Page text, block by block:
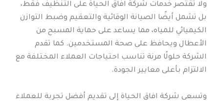
ولا تقتصر خدمات شركة افاق الحياة على التنظيف فقط،
بل تشمل أيضًا الصيانة الوقائية والتعقيم وضبط التوازن
الكيميائي للمياه، مما يساعد على حماية المسبح من
الأعطال ويحافظ على صحة المستخدمين. كما تقدم
الشركة حلولًا مرنة تناسب احتياجات العملاء المختلفة مع
الالتزام بأعلى معايير الجودة.
وتسعى شركة افاق الحياة إلى تقديم أفضل تجربة للعملاء